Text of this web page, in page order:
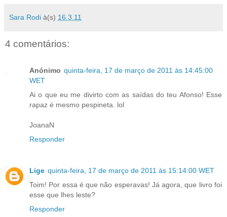
Sara Rodi à(s) 16.3.11
4 comentários:
Anónimo quinta-feira, 17 de março de 2011 às 14:45:00
WET
Ai o que eu me divirto com as saídas do teu Afonso! Esse
rapaz é mesmo pespineta. lol
JoanaN
Responder
Lige quinta-feira, 17 de março de 2011 às 15:14:00 WET
Toim! Por essa é que não esperavas! Já agora, que livro foi
esse que lhes leste?
Responder